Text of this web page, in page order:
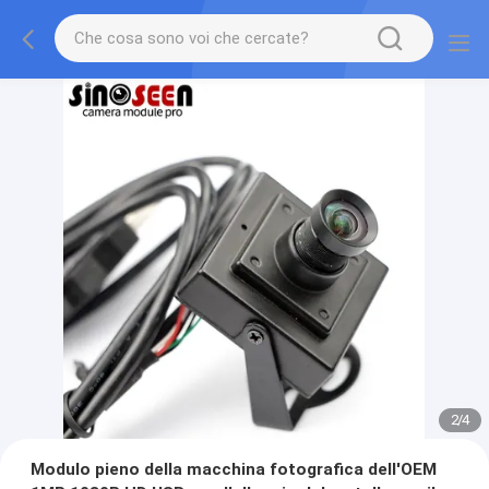
2/4
Modulo pieno della macchina fotografica dell'OEM